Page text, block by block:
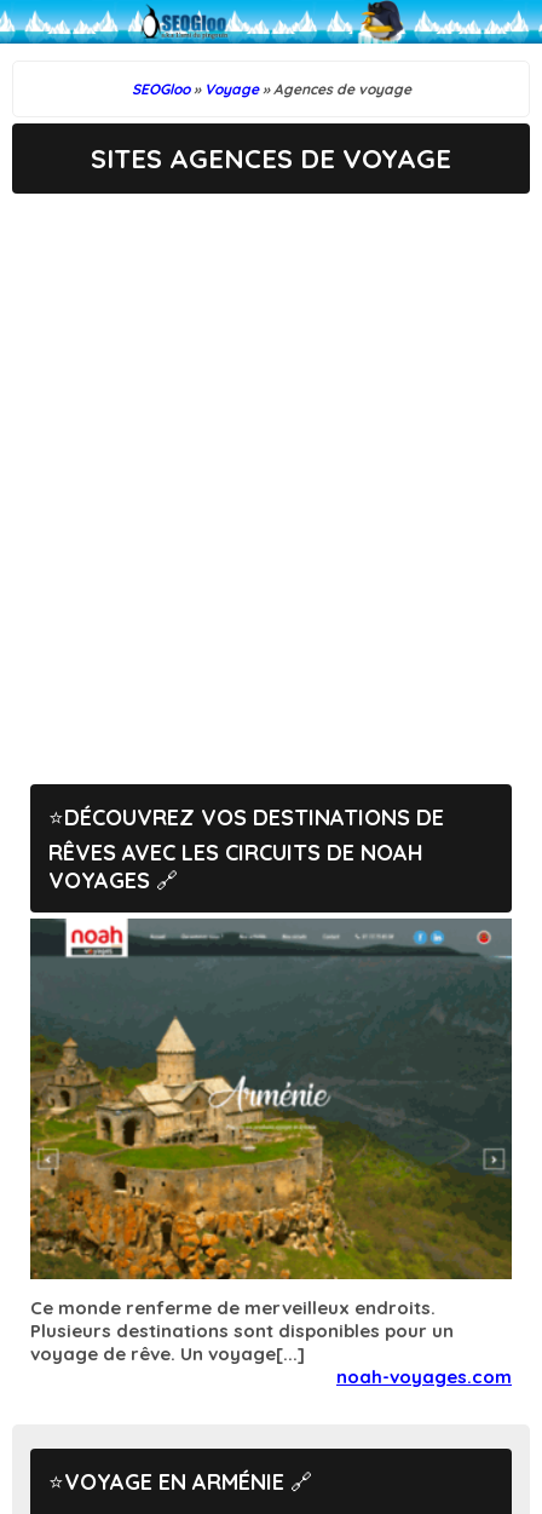
SEOGloo » Voyage » Agences de voyage
SITES AGENCES DE VOYAGE
DÉCOUVREZ VOS DESTINATIONS DE
RÊVES AVEC LES CIRCUITS DE NOAH
VOYAGES 🔗
Ce monde renferme de merveilleux endroits.
Plusieurs destinations sont disponibles pour un
voyage de rêve. Un voyage[...]
noah-voyages.com
VOYAGE EN ARMÉNIE 🔗